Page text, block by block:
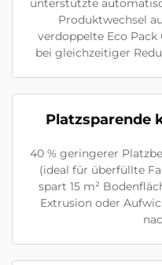
unterstützte
Produktwechsel
verdoppelte Eco
bei gleichzeitiger
Platzsparende
40 % geringerer
(ideal für überfüllte
spart 15 m²
Extrusion oder